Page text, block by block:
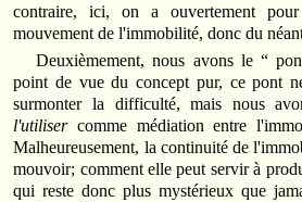
contraire, ici, on a ouvertement
mouvement de l'immobilité, donc du
Deuxièmement, nous avons le “
point de vue du concept pur, ce pont
surmonter la difficulté, mais nous
l'utiliser comme médiation entre
Malheureusement, la continuité de
mouvoir; comment elle peut servir à
qui reste donc plus mystérieux que